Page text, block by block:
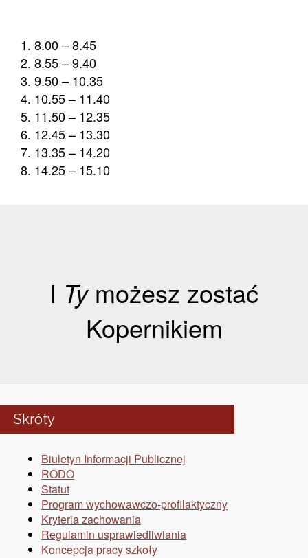
8.00 – 8.45
8.55 – 9.40
9.50 – 10.35
10.55 – 11.40
11.50 – 12.35
12.45 – 13.30
13.35 – 14.20
14.25 – 15.10
I Tymożesz zostać
Kopernikiem
Skróty
Biuletyn Informacji Publicznej
RODO
Statut
Program wychowawczo-profilaktyczny
Kryteria zachowania
Regulamin usprawiedliwiania
Koncepcja pracy szkoły